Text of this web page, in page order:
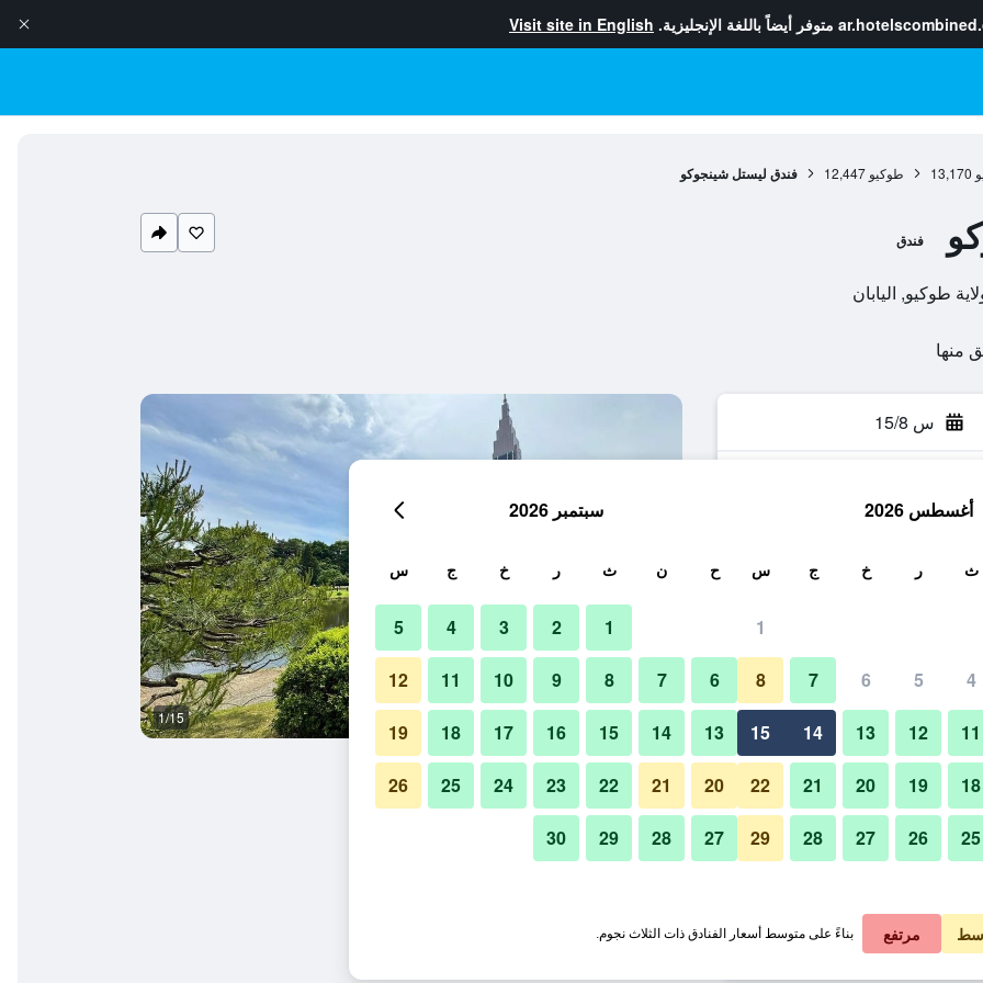
متوفر أيضاً باللغة الإنجليزية. Visit site in English
13,170 طوكيو 12,447 فندق ليستل شينجوكو
فندق
س 15/8
في الليلة
﷼ عرض الصفقة
﷼ عرض الصفقة
المظهر الخارجي 1/15
صور لـ فندق ليستل شينجوكو
أغسطس 2026
ث ر خ ج س
1
4
5
6
7
8
11
12
13
14
15
18
19
20
21
22
25
26
27
28
29
سبتمبر 2026
ح ن ث ر خ ج س
1
2
3
4
5
6
7
8
9
10
11
12
13
14
15
16
17
18
19
20
21
22
23
24
25
26
27
28
29
30
مرتفع بناءً على متوسط أسعار الفنادق ذات الثلاث نجوم.